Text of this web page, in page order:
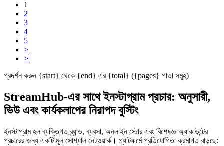
1
2
3
4
5
>
>|
প্রদর্শন করুন {start} থেকে {end} এর {total} ({pages} পাতা সমূহ)
StreamHub-এর সাথে ইনস্টাগ্রাম প্রচার: অনুসারী,
ভিউ এবং কার্যকলাপের নিরাপদ বুস্টিং
ইনস্টাগ্রাম হল ব্যক্তিগত ব্র্যান্ড, ব্যবসা, অনলাইন স্টোর এবং বিশেষজ্ঞ অ্যাকাউন্টের
প্রচারের জন্য একটি মূল সোশ্যাল নেটওয়ার্ক। প্ল্যাটফর্মে প্রতিযোগিতা ক্রমাগত বাড়ছে: